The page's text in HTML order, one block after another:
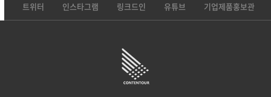
트위터 인스타그램 링크드인 유튜브 기업제품홍보관